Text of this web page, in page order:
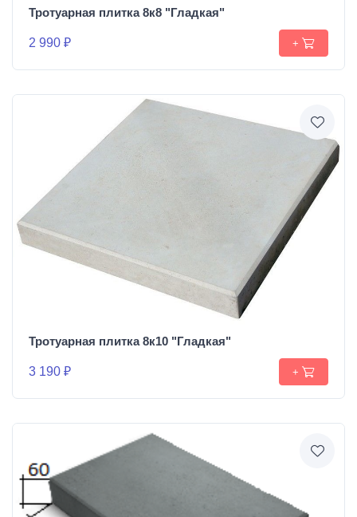
Тротуарная плитка 8к8 "Гладкая"
2 990 ₽ +
Тротуарная плитка 8к10 "Гладкая"
3 190 ₽ +